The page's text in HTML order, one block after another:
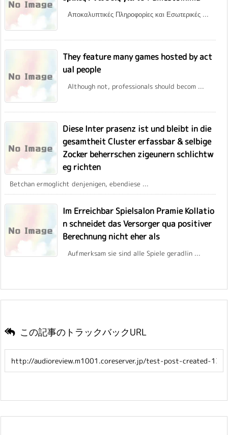
Αποκαλυπτικές Πληροφορίες και Εσωτερικές ...
They feature many games hosted by act
ual people
Although not, professionals should becom ...
Diese Inter prasenz ist und bleibt in die
gesamtheit Cluster erfassbar & selbige
Zocker beherrschen zigeunern schlichtw
eg richten
Betchan ermoglicht denjenigen, ebendiese ...
Im Erreichbar Spielsalon Pramie Kollatio
n schneidet das Versorger qua positiver
Berechnung nicht eher als
Aufmerksam sie sind alle Spiele geradlin ...
この記事のトラックバックURL